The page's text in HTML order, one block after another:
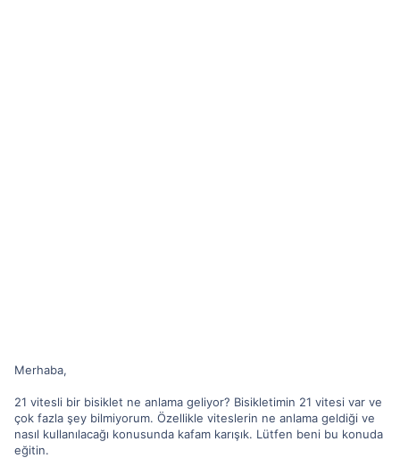
Merhaba,
21 vitesli bir bisiklet ne anlama geliyor? Bisikletimin 21 vitesi var ve
çok fazla şey bilmiyorum. Özellikle viteslerin ne anlama geldiği ve
nasıl kullanılacağı konusunda kafam karışık. Lütfen beni bu konuda
eğitin.